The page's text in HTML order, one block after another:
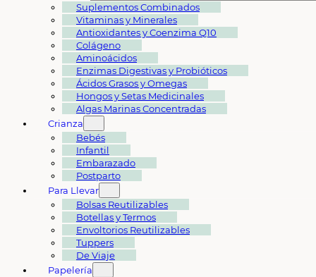
Suplementos Combinados
Vitaminas y Minerales
Antioxidantes y Coenzima Q10
Colágeno
Aminoácidos
Enzimas Digestivas y Probióticos
Ácidos Grasos y Omegas
Hongos y Setas Medicinales
Algas Marinas Concentradas
Crianza
Bebés
Infantil
Embarazado
Postparto
Para Llevar
Bolsas Reutilizables
Botellas y Termos
Envoltorios Reutilizables
Tuppers
De Viaje
Papelería